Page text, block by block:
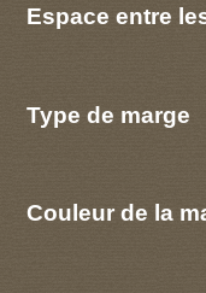
Espace entre
Type de marge
Couleur de la